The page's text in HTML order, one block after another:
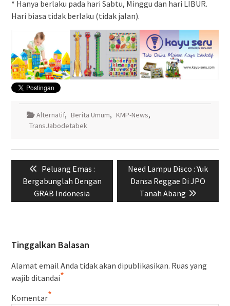
* Hanya berlaku pada hari Sabtu, Minggu dan hari LIBUR.
Hari biasa tidak berlaku (tidak jalan).
Alternatif, Berita Umum, KMP-News,
TransJabodetabek
Previous
post:
Peluang Emas :
Bergabunglah Dengan
GRAB Indonesia
Next
post:
Need Lampu Disco : Yuk
Dansa Reggae Di JPO
Tanah Abang
Tinggalkan Balasan
Alamat email Anda tidak akan dipublikasikan. Ruas yang
wajib ditandai*
Komentar*